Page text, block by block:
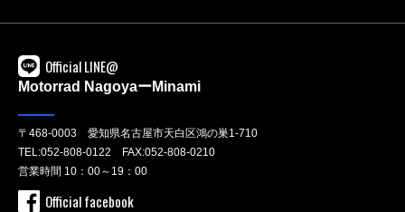
Official LINE@
Motorrad NagoyaーMinami
〒468-0003 愛知県名古屋市天白区鴻の巣1-710
TEL:052-808-0122 FAX:052-808-0210
営業時間 10：00～19：00
Official facebook